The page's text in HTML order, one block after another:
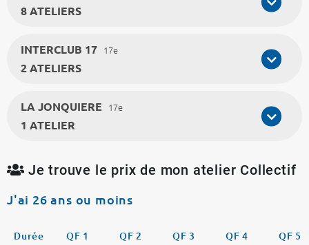
8 ATELIERS
INTERCLUB 17 17e
2 ATELIERS
LA JONQUIERE 17e
1 ATELIER
Je trouve le prix de mon atelier Collectif
J'ai 26 ans ou moins
Durée QF 1 QF 2 QF 3 QF 4 QF 5